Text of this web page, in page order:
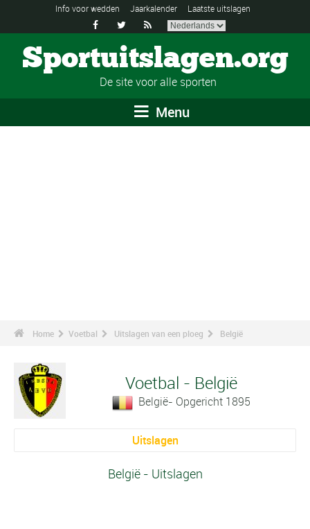
Info voor wedden Jaarkalender Laatste uitslagen
  
Sportuitslagen.org
De site voor alle sporten
Menu
Home Voetbal Uitslagen van een ploeg België
Voetbal - België
België- Opgericht 1895
Uitslagen
België - Uitslagen